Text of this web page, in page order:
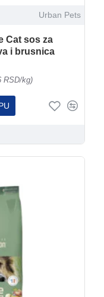
Urban Pets
Cat sos za
i brusnica
RSD/kg)